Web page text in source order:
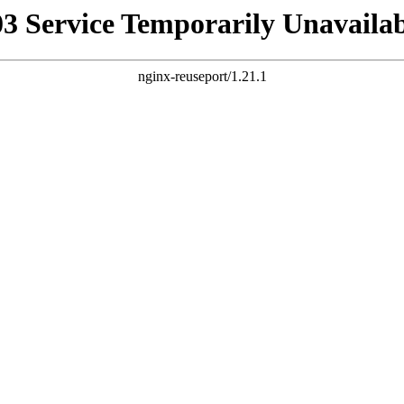
Service Temporarily
nginx-reuseport/1.21.1